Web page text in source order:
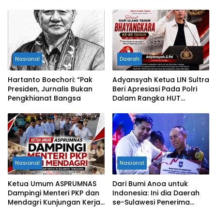
Objek Sengketa di
Pengadilan Negeri Jakarta
Nasional
Hartanto Boechori: “Pak
Presiden, Jurnalis Bukan
Pengkhianat Bangsa
Daerah
Adyansyah Ketua LIN Sultra
Beri Apresiasi Pada Polri
Dalam Rangka HUT
Nasional
Ketua Umum ASPRUMNAS
Dampingi Menteri PKP dan
Mendagri Kunjungan Kerja
Nasional
Dari Bumi Anoa untuk
Indonesia: Ini dia Daerah
se-Sulawesi Penerima